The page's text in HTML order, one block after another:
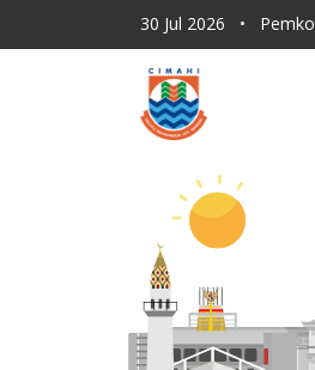
30 Jul 2026 •
30 Jul 2026 • Dishub
30 Jul 2026
30 Jul 2026
30 Jul 2026